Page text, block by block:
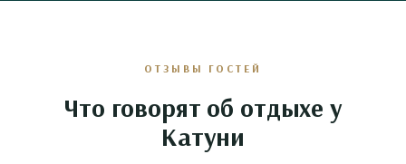
ОТЗЫВЫ ГОСТЕЙ
Что говорят об отдыхе у
Катуни